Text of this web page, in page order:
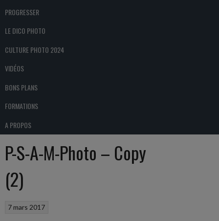
PROGRESSER
LE DICO PHOTO
CULTURE PHOTO 2024
VIDÉOS
BONS PLANS
FORMATIONS
A PROPOS
P-S-A-M-Photo – Copy
(2)
7 mars 2017